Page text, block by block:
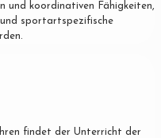
und koordinativen Fähigkeiten,
und sportartspezifische
findet der Unterricht der